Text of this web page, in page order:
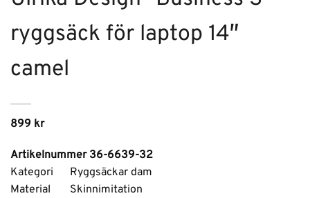
ryggsäck för laptop 14″
camel
899 kr
Artikelnummer 36-6639-32
Kategori Ryggsäckar dam
Material Skinnimitation